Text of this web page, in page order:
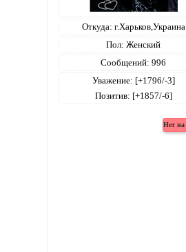
Откуда: г.Харьков,Украина
Пол: Женский
Сообщений: 996
Уважение: [+1796/-3]
Позитив: [+1857/-6]